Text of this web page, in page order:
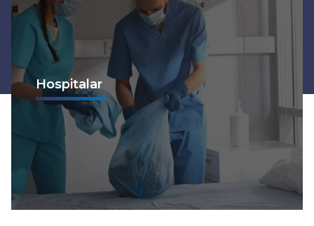
Hospitalar
Ver mais